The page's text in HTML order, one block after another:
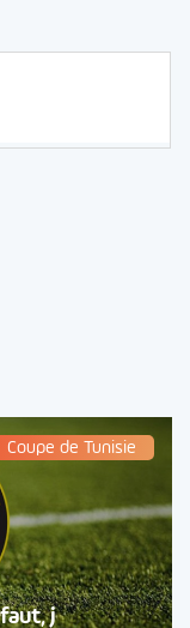
Coupe de Tunisie
faut, j